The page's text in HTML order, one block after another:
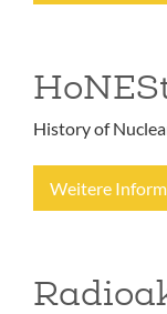
History of
Weitere